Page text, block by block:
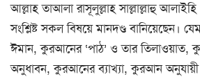
আল্লাহ তাআলা রাসূলুল্লাহ সাল্লাল্লাহু
সংশ্লিষ্ট সকল বিষয়ে মানদণ্ড বানিয়েছেন।
ঈমান, কুরআনের ‘পাঠ’ ও তার তিলাওয়াত,
অনুধাবন, কুরআনের ব্যাখ্যা, কুরআন